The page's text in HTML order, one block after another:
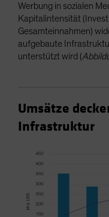
Werbung in sozialen
Kapitalintensität
Gesamteinnahmen)
aufgebaute
unterstützt wird (
Umsätze
Infrastruktur